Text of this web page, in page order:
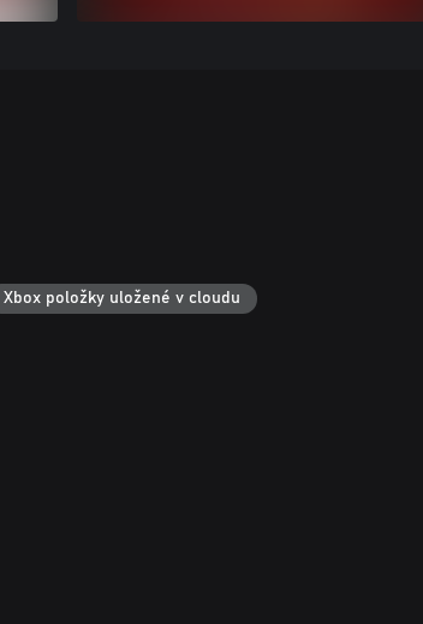
Xbox položky uložené v cloudu